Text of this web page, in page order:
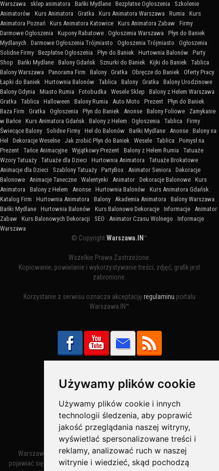
Używamy plików cookie
Używamy plików cookie i innych
technologii śledzenia, aby poprawić
jakość przeglądania naszej witryny,
wyświetlać spersonalizowane treści i
reklamy, analizować ruch w naszej
witrynie i wiedzieć, skąd pochodzą
Warszawa : sklep animatora : Bańki Mydlane : Bezpłatne Ogłoszenia : Szkolenie
Animatorów : Kurs Animatora : Gratka : Kurs Animatora Warszawa : Rumia : Kurs
Animatora Poznań : Kurs Animatora Katowice : Kurs Animatora Zabaw : Firmy :
Darmowe Ogłoszenia : Kupony Rabatowe : Ogłoszenia Warszawa : Płyn do Baniek
Mydlanych : Darmowe Ogłoszenia Trójmiasto : Ogłoszenia Trójmiasto : Ogłoszenia :
Solidne Firmy : Bezpłatne Ogłoszenia : Płyn do Baniek : Hurtownia Balonów : Party
Shop : Bańki Mydlane : Balony Gdańsk : Sznurki do Baniek : Kijki do Baniek : Tablica :
Balony Warszawa : Panorama Firm : Balony : Gratka : Obręcze do Baniek : Oferty Pracy :
Łapki do Baniek : Hurtownia Balonów : Tablica : Balony : Gratka : Balony Urodzinowe :
Balony Gdynia : Miasto Rumia : Fotobudka : Wesele Sklep : Balony z Helem Warszawa :
Gratka : Tablica : Halloween : Balony Rumia : Auto Moto : Prezent : Płyn do Baniek :
Baza Firm : Gratka : Ogłoszenia : Płyn do Baniek : Anonse : Balony Foliowe : Zamykanie
w Bańce : Kurs Animatora Gdańsk : Balony z Helem : Ogłoszenia : Tablica : Firmy :
Świecące Balony : Solidne Firmy : Hel do Balonów : Bańki Mydlane : Anonse : Balony na
Hel : Dekoracje Weselne : Jak zrobić Płyn do Baniek : Wesele : Tablica : Pomysł na
Prezent : Tańce Animacyjne : Wyjątkowy Prezent : Balony z Helem Rumia : Tatuaże :
Wzory Tatuaży : Tatuaże dla Dzieci : Hurtownia Animatora : Tatuaże Brokatowe :
Animacje dla Dzieci : Szablony Tatuaży : PartyBox : Animator Seniora : Dekoracje
Balonowe : Animacje Taneczne : Walentynki : Animator : Dekoracje Balonowe : Kurs
Animatora : Balony z Helem : Anonse : Hurtownia Balonów : Kurs Animatora Gdańsk :
Katalog Firm : Hurtownia Animatora : Balony : Akademia Animatora : Balony Warszawa :
Bańki Mydlane : Hurtownia Balonów : Kurs Balonowe Dekoracje : Informacje : Animator
Zabaw : Kurs Balonowych Dekoracji : SEO : Animator Czasu Wolnego : Informacje
Warszawa
© CopyrightWarszawa.IN ™
Wszelkie Prawa Zastrzeżone.
Kopiowanie, powielanie i wykorzystywanie treści, zdjęć, grafik jest
zabronione.
Korzystanie z serwisu oznacza akceptację regulaminu portalu
Warszawa.IN™
Bezpieczne Płatności obsługuje:
Warszawa – miasto stołeczne Warszawa. Nazwa miasta zaczęła
pojawiać się w dokumentach w XIV wieku jako Warszewa, a od XV wieku